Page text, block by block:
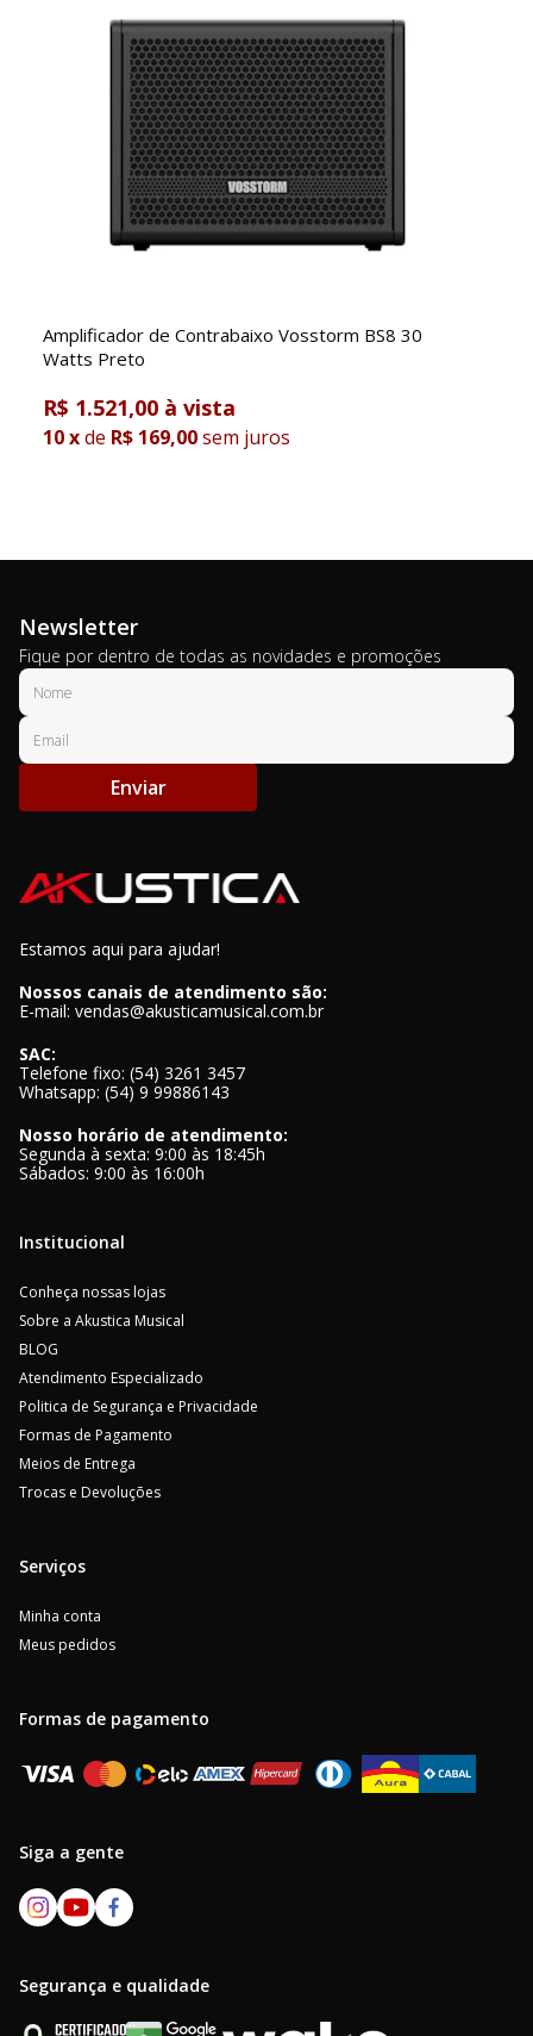
Amplificador de Contrabaixo Vosstorm BS8 30
Watts Preto
R$ 1.521,00
10xde R$ 169,00sem juros
Newsletter
Fique por dentro de todas as novidades e promoções
Enviar
Estamos aqui para ajudar!
Nossos canais de atendimento são:
E-mail: vendas@akusticamusical.com.br
SAC:
Telefone fixo: (54) 3261 3457
Whatsapp: (54) 9 99886143
Nosso horário de atendimento:
Segunda à sexta: 9:00 às 18:45h
Sábados: 9:00 às 16:00h
Institucional
Conheça nossas lojas
Sobre a Akustica Musical
BLOG
Atendimento Especializado
Politica de Segurança e Privacidade
Formas de Pagamento
Meios de Entrega
Trocas e Devoluções
Serviços
Minha conta
Meus pedidos
Formas de pagamento
Siga a gente
Segurança e qualidade